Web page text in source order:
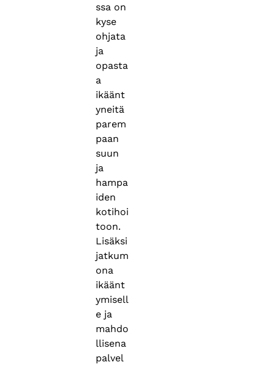
ssa on
kyse
ohjata
ja
opasta
a
ikäänt
yneitä
parem
paan
suun
ja
hampa
iden
kotihoi
toon.
Lisäksi
jatkum
ona
ikäänt
ymisell
e ja
mahdo
llisena
palvel